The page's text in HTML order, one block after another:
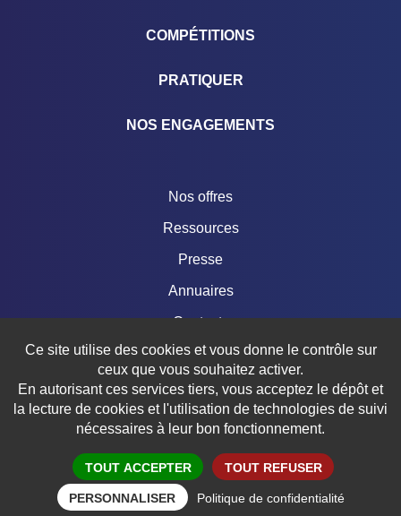
COMPÉTITIONS
PRATIQUER
NOS ENGAGEMENTS
Nos offres
Ressources
Presse
Annuaires
Contacts
Boutique
Mentions légales
Crédits
Données personnelles
Réalisation aYaline
Ce site utilise des cookies et vous donne le contrôle sur
ceux que vous souhaitez activer.
En autorisant ces services tiers, vous acceptez le dépôt et
la lecture de cookies et l'utilisation de technologies de suivi
nécessaires à leur bon fonctionnement.
Politique de confidentialité